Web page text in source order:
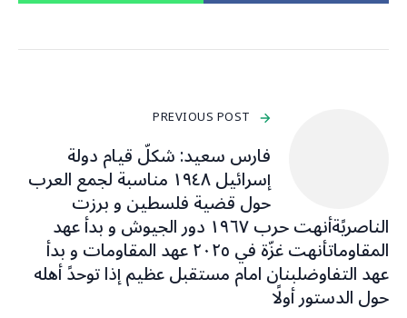
PREVIOUS POST
فارس سعيد: ‏شكلّ قيام دولة
إسرائيل ١٩٤٨ مناسبة لجمع العرب
حول قضية فلسطين و برزت
الناصريًةأنهت حرب ١٩٦٧ دور الجيوش و بدأ عهد
المقاوماتأنهت غزّة في ٢٠٢٥ عهد المقاومات و بدأ
عهد التفاوضلبنان امام مستقبل عظيم إذا توحدً أهله
حول الدستور أولًا